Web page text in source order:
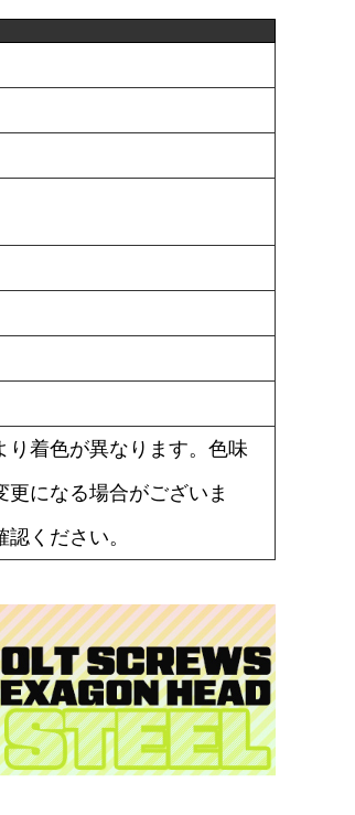
着色が異なります。色味
になる場合がございま
ください。